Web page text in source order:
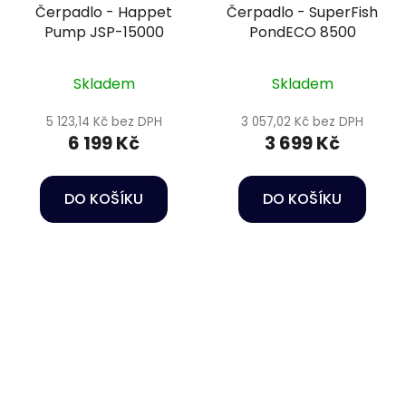
Čerpadlo - Happet
Pump JSP-15000
Skladem
5 123,14 Kč bez DPH
6 199 Kč
DO KOŠÍKU
Čerpadlo - SuperFish
PondECO 8500
Skladem
3 057,02 Kč bez DPH
3 699 Kč
DO KOŠÍKU